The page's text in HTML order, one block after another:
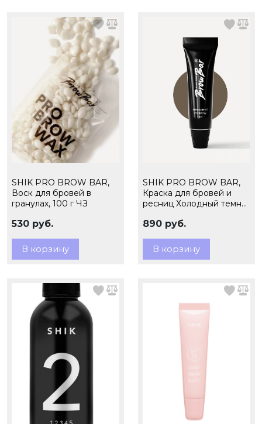
SHIK PRO BROW BAR,
Воск для бровей в
гранулах, 100 г ЧЗ
530 руб.
В корзину
SHIK PRO BROW BAR,
Краска для бровей и
ресниц Холодный темно-
890 руб.
В корзину